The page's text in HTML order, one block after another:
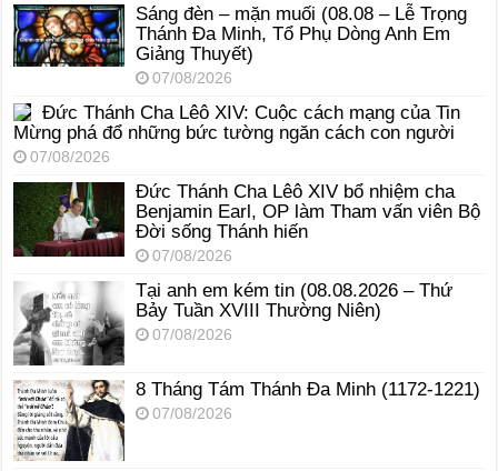
Sáng đèn – mặn muối (08.08 – Lễ Trọng
Thánh Đa Minh, Tổ Phụ Dòng Anh Em
Giảng Thuyết)
07/08/2026
Đức Thánh Cha Lêô XIV: Cuộc cách mạng của Tin
Mừng phá đổ những bức tường ngăn cách con người
07/08/2026
Đức Thánh Cha Lêô XIV bổ nhiệm cha
Benjamin Earl, OP làm Tham vấn viên Bộ
Đời sống Thánh hiến
07/08/2026
Tại anh em kém tin (08.08.2026 – Thứ
Bảy Tuần XVIII Thường Niên)
07/08/2026
8 Tháng Tám Thánh Ða Minh (1172-1221)
07/08/2026